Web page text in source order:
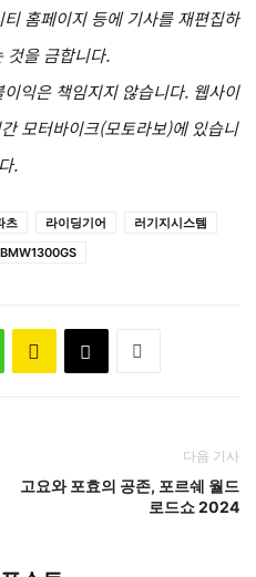
홈페이지 등에 기사를 재편집하
것을 금합니다.
익은 책임지지 않습니다. 웹사이
모터바이크(모토라보)에 있습니
다.
츠 라이딩기어
러기지시스템
다음 기사
고요와 포효의 공존, 포르쉐 월드
로드쇼 2024